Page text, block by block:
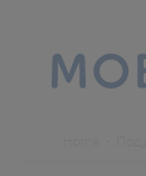
content